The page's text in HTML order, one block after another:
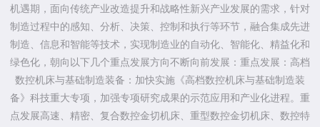
机遇期，面向传统产业改造提升和战略性新兴产业发展的需求，针对
制造过程中的感知、分析、决策、控制和执行等环节，融合集成先进
制造、信息和智能等技术，实现制造业的自动化、智能化、精益化和
绿色化，朝向以下几个重点发展方向不断向前发展：重点发展：高档
数控机床与基础制造装备：加快实施《高档数控机床与基础制造装
备》科技重大专项，加强专项研究成果的示范应用和产业化进程。重
点发展高速、精密、复合数控金切机床、重型数控金切机床、数控特